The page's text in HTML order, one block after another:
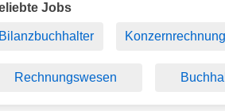
Jobs
Bilanzbuchhalter
Rechnungswesen